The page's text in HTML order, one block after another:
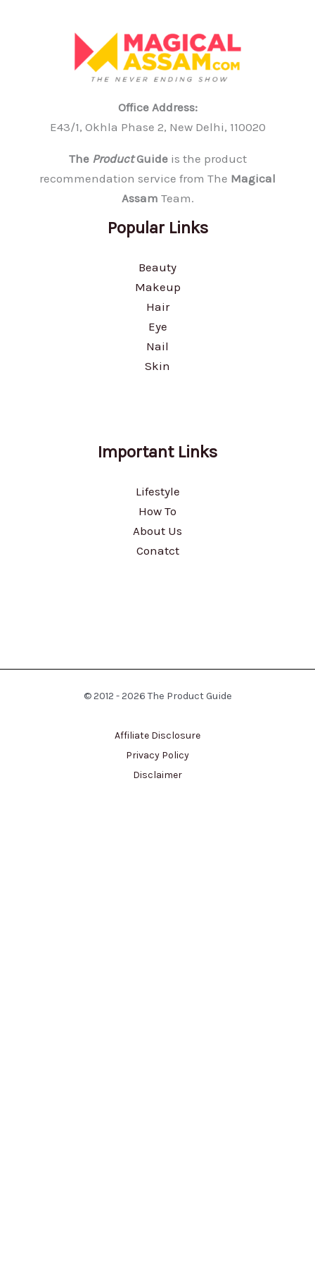
Office Address:
E43/1, Okhla Phase 2, New Delhi, 110020
The ProductGuideis the product
recommendation service from The Magical
Assam Team.
Popular Links
Beauty
Makeup
Hair
Eye
Nail
Skin
Important Links
Lifestyle
How To
About Us
Conatct
© 2012 - 2026 The Product Guide
Affiliate Disclosure
Privacy Policy
Disclaimer